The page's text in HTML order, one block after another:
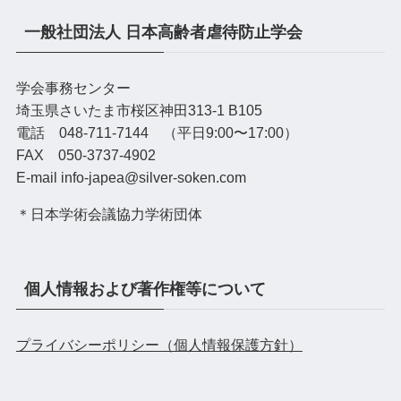
一般社団法人 日本高齢者虐待防止学会
学会事務センター
埼玉県さいたま市桜区神田313-1 B105
電話 048-711-7144 （平日9:00〜17:00）
FAX 050-3737-4902
E-mail info-japea@silver-soken.com
＊日本学術会議協力学術団体
個人情報および著作権等について
プライバシーポリシー（個人情報保護方針）